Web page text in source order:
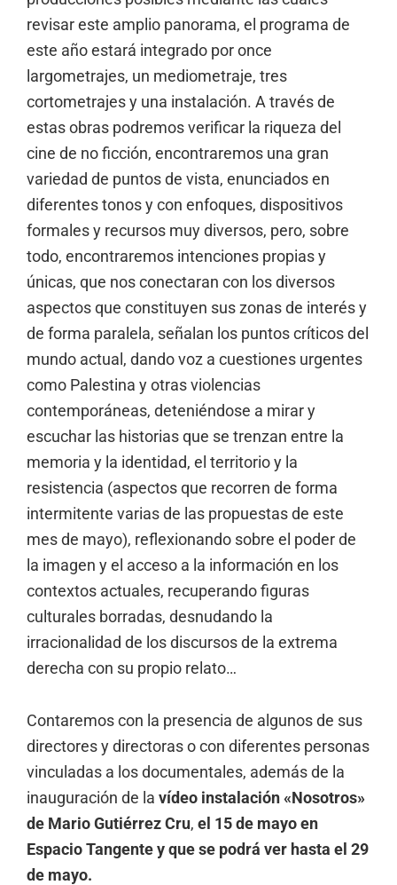
revisar este amplio panorama, el programa de
este año estará integrado por once
largometrajes, un mediometraje, tres
cortometrajes y una instalación. A través de
estas obras podremos verificar la riqueza del
cine de no ficción, encontraremos una gran
variedad de puntos de vista, enunciados en
diferentes tonos y con enfoques, dispositivos
formales y recursos muy diversos, pero, sobre
todo, encontraremos intenciones propias y
únicas, que nos conectaran con los diversos
aspectos que constituyen sus zonas de interés y
de forma paralela, señalan los puntos críticos del
mundo actual, dando voz a cuestiones urgentes
como Palestina y otras violencias
contemporáneas, deteniéndose a mirar y
escuchar las historias que se trenzan entre la
memoria y la identidad, el territorio y la
resistencia (aspectos que recorren de forma
intermitente varias de las propuestas de este
mes de mayo), reflexionando sobre el poder de
la imagen y el acceso a la información en los
contextos actuales, recuperando figuras
culturales borradas, desnudando la
irracionalidad de los discursos de la extrema
derecha con su propio relato…
Contaremos con la presencia de algunos de sus
directores y directoras o con diferentes personas
vinculadas a los documentales, además de la
inauguración de la vídeo instalación «Nosotros»
de Mario Gutiérrez Cru, el 15 de mayo en
Espacio Tangente y que se podrá ver hasta el 29
de mayo.